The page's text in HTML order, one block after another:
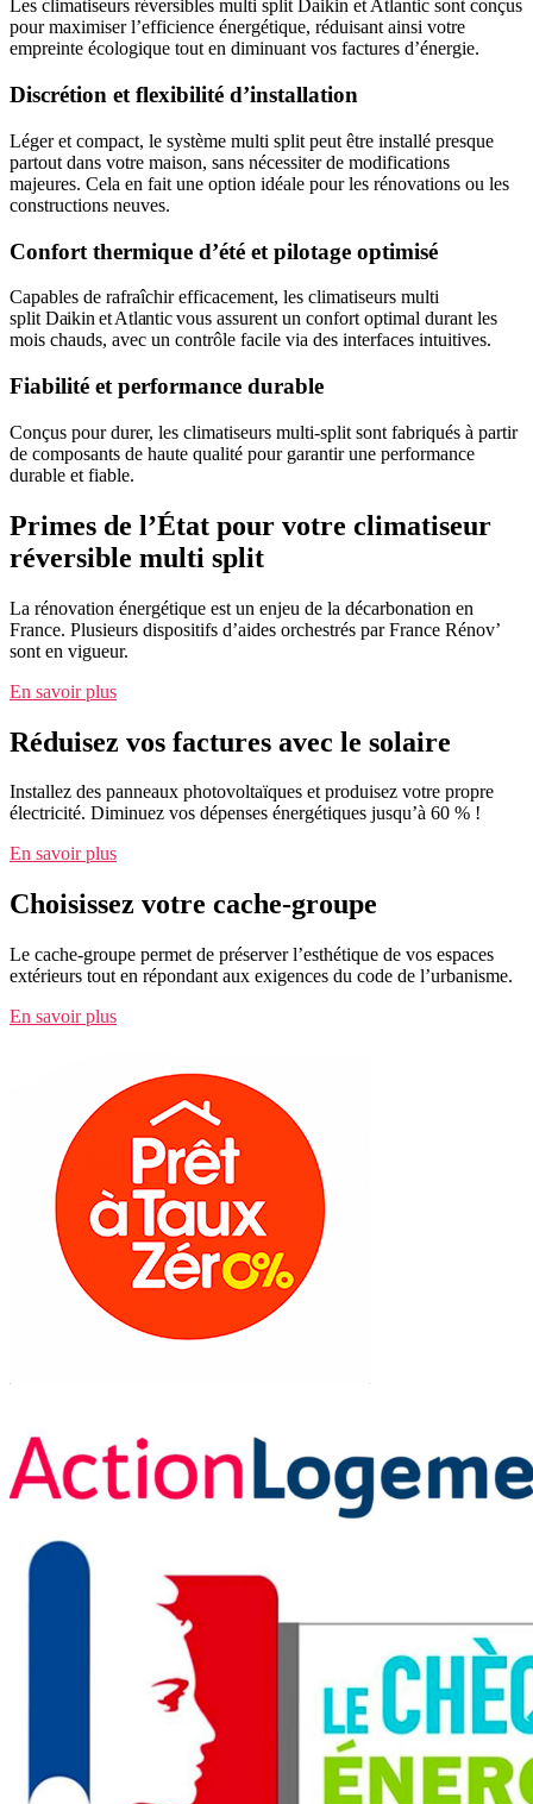
Les climatiseurs réversibles multi split Daikin et Atlantic sont conçus
pour maximiser l’efficience énergétique, réduisant ainsi votre
empreinte écologique tout en diminuant vos factures d’énergie.
Discrétion et flexibilité d’installation
Léger et compact, le système multi split peut être installé presque
partout dans votre maison, sans nécessiter de modifications
majeures. Cela en fait une option idéale pour les rénovations ou les
constructions neuves.
Confort thermique d’été et pilotage optimisé
Capables de rafraîchir efficacement, les climatiseurs multi
split Daikin et Atlanticvous assurent un confort optimal durant les
mois chauds, avec un contrôle facile via des interfaces intuitives.
Fiabilité et performance durable
Conçus pour durer, les climatiseurs multi-split sont fabriqués à partir
de composants de haute qualité pour garantir une performance
durable et fiable.
Primes de l’État pour votre climatiseur
réversible multi split
La rénovation énergétique est un enjeu de la décarbonation en
France. Plusieurs dispositifs d’aides orchestrés par France Rénov’
sont en vigueur.
En savoir plus
Réduisez vos factures avec le solaire
Installez des panneaux photovoltaïques et produisez votre propre
électricité. Diminuez vos dépenses énergétiques jusqu’à 60 % !
En savoir plus
Choisissez votre cache-groupe
Le cache-groupe permet de préserver l’esthétique de vos espaces
extérieurs tout en répondant aux exigences du code de l’urbanisme.
En savoir plus